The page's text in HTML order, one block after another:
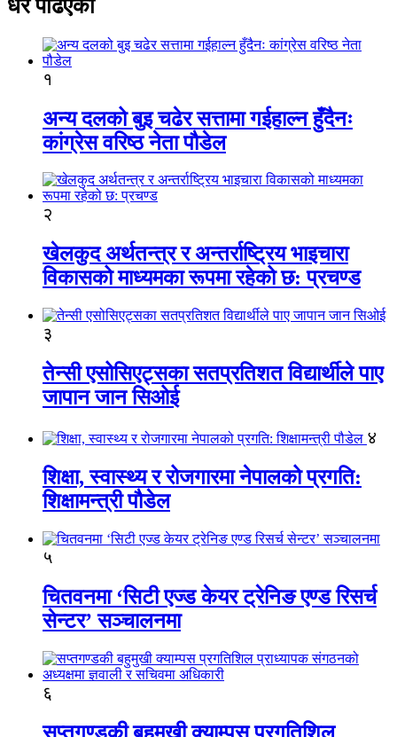
धेरै पढिएको
१
अन्य दलको बुइ चढेर सत्तामा गईहाल्न हुँदैनः
कांग्रेस वरिष्ठ नेता पौडेल
२
खेलकुद अर्थतन्त्र र अन्तर्राष्ट्रिय भाइचारा
विकासको माध्यमका रूपमा रहेको छ: प्रचण्ड
३
तेन्सी एसोसिएट्सका सतप्रतिशत विद्यार्थीले पाए
जापान जान सिओई
४
शिक्षा, स्वास्थ्य र रोजगारमा नेपालको प्रगति:
शिक्षामन्त्री पौडेल
५
चितवनमा ‘सिटी एज्ड केयर ट्रेनिङ एण्ड रिसर्च
सेन्टर’ सञ्चालनमा
६
सप्तगण्डकी बहुमुखी क्याम्पस प्रगतिशिल